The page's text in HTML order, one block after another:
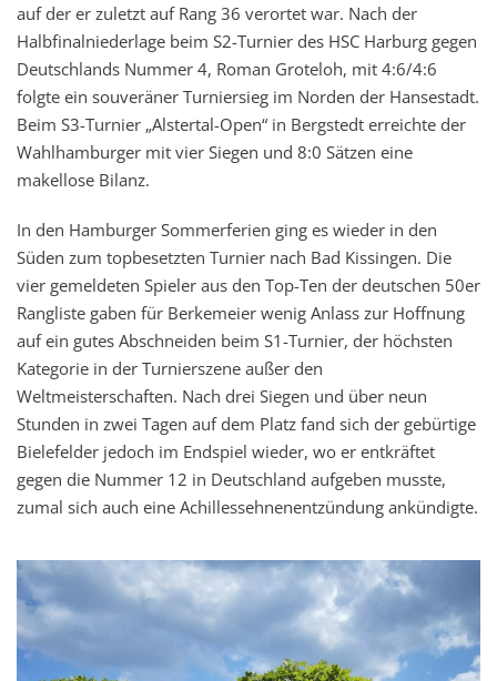
auf der er zuletzt auf Rang 36 verortet war. Nach der
Halbfinalniederlage beim S2-Turnier des HSC Harburg gegen
Deutschlands Nummer 4, Roman Groteloh, mit 4:6/4:6
folgte ein souveräner Turniersieg im Norden der Hansestadt.
Beim S3-Turnier „Alstertal-Open“ in Bergstedt erreichte der
Wahlhamburger mit vier Siegen und 8:0 Sätzen eine
makellose Bilanz.
In den Hamburger Sommerferien ging es wieder in den
Süden zum topbesetzten Turnier nach Bad Kissingen. Die
vier gemeldeten Spieler aus den Top-Ten der deutschen 50er
Rangliste gaben für Berkemeier wenig Anlass zur Hoffnung
auf ein gutes Abschneiden beim S1-Turnier, der höchsten
Kategorie in der Turnierszene außer den
Weltmeisterschaften. Nach drei Siegen und über neun
Stunden in zwei Tagen auf dem Platz fand sich der gebürtige
Bielefelder jedoch im Endspiel wieder, wo er entkräftet
gegen die Nummer 12 in Deutschland aufgeben musste,
zumal sich auch eine Achillessehnenentzündung ankündigte.